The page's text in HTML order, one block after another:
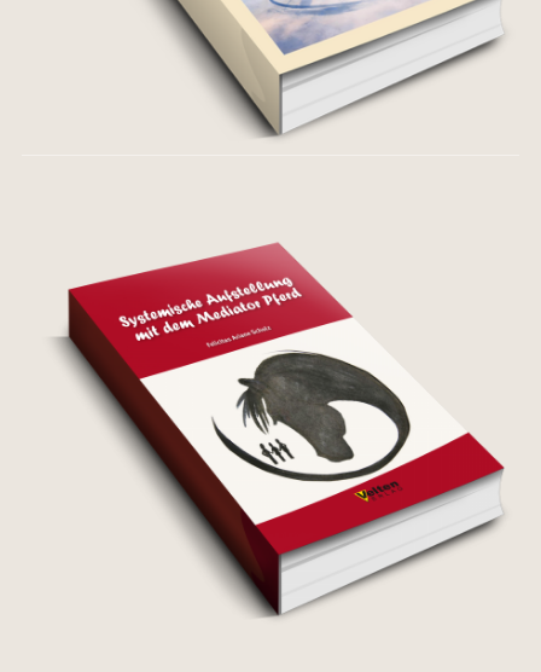
Systemische
Aufstellungen